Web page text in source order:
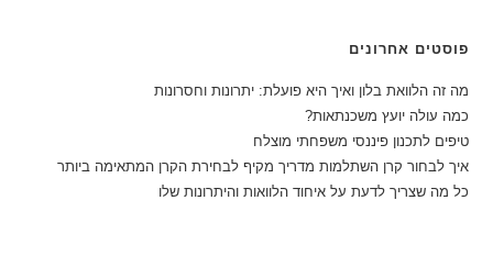
פוסטים אחרונים
מה זה הלוואת בלון ואיך היא פועלת: יתרונות וחסרונות
כמה עולה יועץ משכנתאות?
טיפים לתכנון פיננסי משפחתי מוצלח
איך לבחור קרן השתלמות מדריך מקיף לבחירת הקרן המתאימה ביותר
כל מה שצריך לדעת על איחוד הלוואות והיתרונות שלו